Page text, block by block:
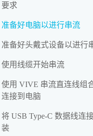
要求
准备好电脑以进行串流
准备好头戴式设备以进行
使用线缆开始串流
使用 VIVE 串流直连线组
连接到电脑
将 USB Type-C 数据线连
装